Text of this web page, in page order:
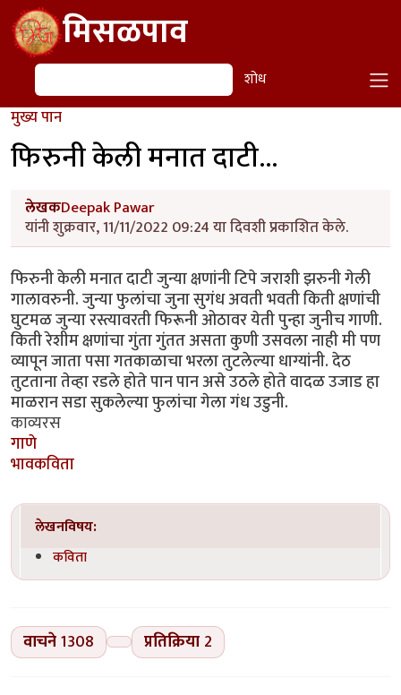
Skip to main contentमिसळपाव
शोध शोध
मुख्य पान
फिरुनी केली मनात दाटी...
लेखकDeepak Pawar
यांनी शुक्रवार, 11/11/2022 09:24 या दिवशी प्रकाशित केले.
फिरुनी केली मनात दाटी जुन्या क्षणांनी टिपे जराशी झरुनी गेली
गालावरुनी. जुन्या फुलांचा जुना सुगंध अवती भवती किती क्षणांची
घुटमळ जुन्या रस्त्यावरती फिरूनी ओठावर येती पुन्हा जुनीच गाणी.
किती रेशीम क्षणांचा गुंता गुंतत असता कुणी उसवला नाही मी पण
व्यापून जाता पसा गतकाळाचा भरला तुटलेल्या धाग्यांनी. देठ
तुटताना तेव्हा रडले होते पान पान असे उठले होते वादळ उजाड हा
माळरान सडा सुकलेल्या फुलांचा गेला गंध उडुनी.
काव्यरस
गाणे
भावकविता
लेखनविषय:
कविता
वाचने1308 प्रतिक्रिया 2